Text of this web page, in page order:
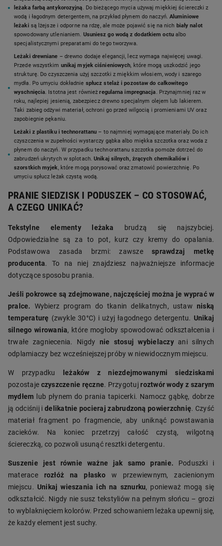
leżaka farbą antykorozyjną. Do bieżącego mycia używaj miękkiej ściereczki z
wodą i łagodnym detergentem, na przykład płynem do naczyń. Aluminiowe
leżakisą lżejsze i odporne na rdzę, ale może pojawić się na nich biały nalot
spowodowany utlenianiem. Usuniesz go wodą z dodatkiem octualbo
specjalistycznymi preparatami do tego tworzywa.
Leżaki drewniane – drewno dodaje elegancji, lecz wymaga najwięcej uwagi.
Przede wszystkim unikaj myjek ciśnieniowych, które mogą uszkodzić jego
strukturę. Do czyszczenia użyj szczotki z miękkim włosiem, wody i szarego
mydła. Po umyciu dokładnie spłucz stelaż i pozostaw do całkowitego
wyschnięcia. Istotna jest równieżregularna impregnacja. Przynajmniej raz w
roku, najlepiej jesienią, zabezpiecz drewno specjalnym olejem lub lakierem.
Taki zabieg odżywi materiał, ochroni go przed wilgocią i promieniami UV oraz
zapobiegnie pękaniu.
Leżaki z plastiku i technorattanu – to najmniej wymagające materiały. Do ich
czyszczenia w zupełności wystarczy gąbka albo miękka szczotka oraz woda z
płynem do naczyń. W przypadku technorattanu szczotka pomoże dotrzeć do
zabrudzeń ukrytych w splotach.Unikaj silnych, żrących chemikaliów i
szorstkich myjek, które mogą porysować oraz zmatowić powierzchnię. Po
umyciu spłucz leżak czystą wodą.
PRANIE SIEDZISK I PODUSZEK – CO STOSOWAĆ,
A CZEGO UNIKAĆ?
Tekstylne elementy leżaka brudzą się najszybciej.
Odpowiedzialne są za to pot, kurz czy kremy do opalania.
Podstawowa zasada brzmi: zawszesprawdzaj metkę
producenta. To na niej znajdziesz najważniejsze informacje
dotyczące sposobu prania.
Jeśli pokrowce są zdejmowane, najczęściej można je wyprać w
pralce.
Wybierz program do tkanin delikatnych, ustaw niską
temperaturę (zwykle 30°C) i użyj łagodnego detergentu. Unikaj
silnego wirowania, które mogłoby spowodować odkształcenia i
trwałe zagniecenia. Nigdy nie stosuj wybielaczyani silnych
odplamiaczy bez wcześniejszej próby w niewidocznym miejscu.
W przypadku
leżaków z niezdejmowanymi siedziskami
pozostaje czyszczenie ręczne. Przygotujroztwór wody z szarym
mydłem lub płynem do prania tapicerki. Namocz gąbkę, dobrze
ją odciśnij idelikatnie pocieraj zabrudzoną powierzchnię. Czyść
materiał fragment po fragmencie, aby uniknąć powstawania
zacieków. Na koniec przetrzyj całość czystą, wilgotną
ściereczką, co pozwoli usunąć resztki detergentu.
Suszenie jest równie ważne jak samo pranie. Poduszki i
materace rozłóż na płaskow przewiewnym, zacienionym
miejscu. Unikaj wieszania ich na sznurku, ponieważ mogą się
odkształcić. Nigdy nie susz tekstyliów na pełnym słońcu – grozi
to wyblaknięciem kolorów. Przed schowaniem leżaka upewnij się,
że każdy element jest suchy.